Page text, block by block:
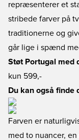
repræsenterer et
stribede farver på
traditionerne og
går lige i spænd
Støt Portugal med
kun 599,-
Du kan også finde
Farven er
med to nuancer,